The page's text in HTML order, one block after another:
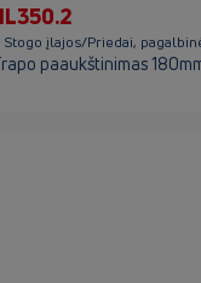
Stogo įlajos/Priedai,
paaukštinimas